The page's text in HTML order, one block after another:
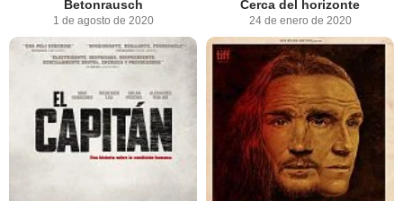
Betonrausch
1 de agosto de 2020
Cerca del horizonte
24 de enero de 2020